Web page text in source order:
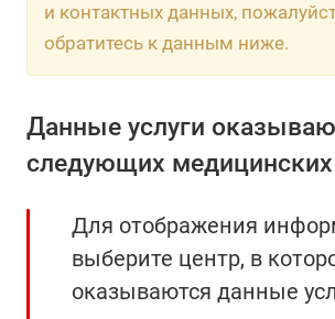
и контактных данных,
обратитесь к данным ниже.
Данные услуги
следующих медицинских
Для отображения
выберите центр, в
оказываются данные